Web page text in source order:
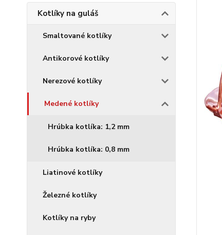
Kotlíky na guláš
Smaltované kotlíky
Antikorové kotlíky
Nerezové kotlíky
Medené kotlíky
Hrúbka kotlíka: 1,2 mm
Hrúbka kotlíka: 0,8 mm
Liatinové kotlíky
Železné kotlíky
Kotlíky na ryby